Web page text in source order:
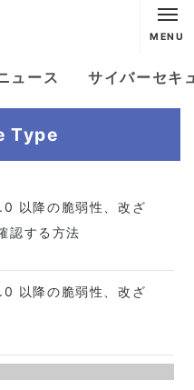
MENU
ュース サイバーセキ
Type
以降の脆弱性、改ざ
認する方法
以降の脆弱性、改ざ